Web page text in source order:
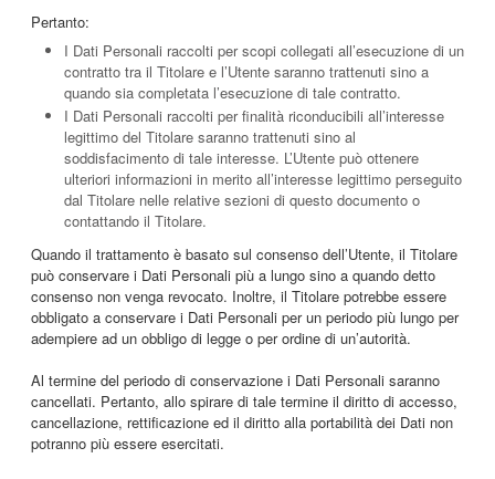
Pertanto:
I Dati Personali raccolti per scopi collegati all’esecuzione di un
contratto tra il Titolare e l’Utente saranno trattenuti sino a
quando sia completata l’esecuzione di tale contratto.
I Dati Personali raccolti per finalità riconducibili all’interesse
legittimo del Titolare saranno trattenuti sino al
soddisfacimento di tale interesse. L’Utente può ottenere
ulteriori informazioni in merito all’interesse legittimo perseguito
dal Titolare nelle relative sezioni di questo documento o
contattando il Titolare.
Quando il trattamento è basato sul consenso dell’Utente, il Titolare
può conservare i Dati Personali più a lungo sino a quando detto
consenso non venga revocato. Inoltre, il Titolare potrebbe essere
obbligato a conservare i Dati Personali per un periodo più lungo per
adempiere ad un obbligo di legge o per ordine di un’autorità.
Al termine del periodo di conservazione i Dati Personali saranno
cancellati. Pertanto, allo spirare di tale termine il diritto di accesso,
cancellazione, rettificazione ed il diritto alla portabilità dei Dati non
potranno più essere esercitati.